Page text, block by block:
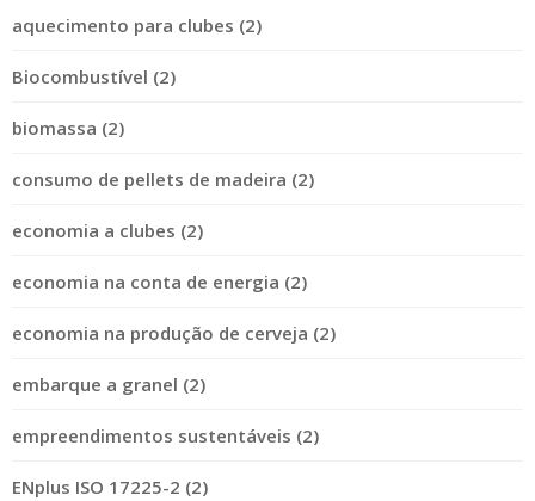
aquecimento para clubes (2)
Biocombustível (2)
biomassa (2)
consumo de pellets de madeira (2)
economia a clubes (2)
economia na conta de energia (2)
economia na produção de cerveja (2)
embarque a granel (2)
empreendimentos sustentáveis (2)
ENplus ISO 17225-2 (2)